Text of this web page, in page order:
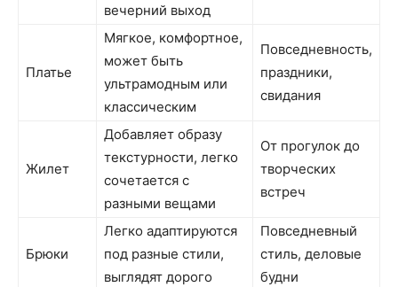
вечерний выход
Платье
Мягкое, комфортное,
может быть
ультрамодным или
классическим
Повседневность,
праздники,
свидания
Жилет
Добавляет образу
текстурности, легко
сочетается с
разными вещами
От прогулок до
творческих
встреч
Брюки
Легко адаптируются
под разные стили,
выглядят дорого
Повседневный
стиль, деловые
будни